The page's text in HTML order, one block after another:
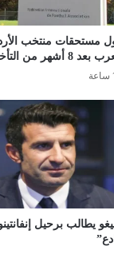
مستحقات منتخب
من التأخير
يطالب برحيل